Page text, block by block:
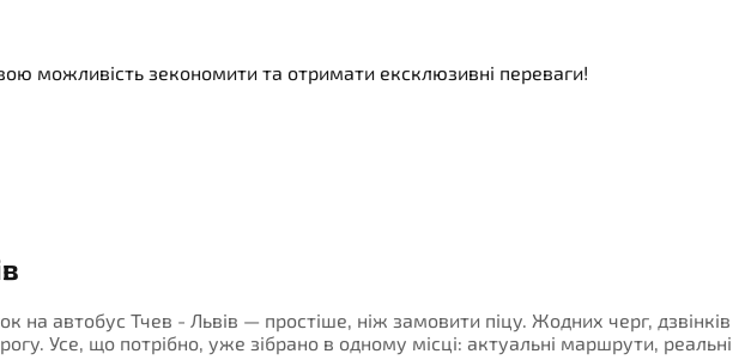
можливість зекономити та отримати ексклюзивні переваги!
на автобус Тчев - Львів — простіше, ніж замовити піцу. Жодних черг, дзвінків
Усе, що потрібно, уже зібрано в одному місці: актуальні маршрути, реальні